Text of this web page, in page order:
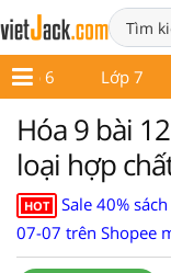
Lớp 6 Lớp 7
Hóa 9 bài
loại hợp
HOT
Sale 40%
07-07 trên Shopee